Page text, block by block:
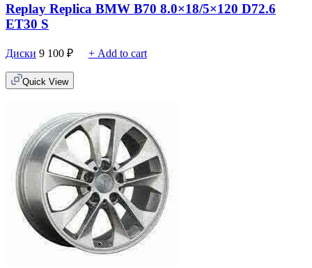
Replay Replica BMW B70 8.0×18/5×120 D72.6
ET30 S
Диски 9 100 ₽ + Add to cart
Quick View